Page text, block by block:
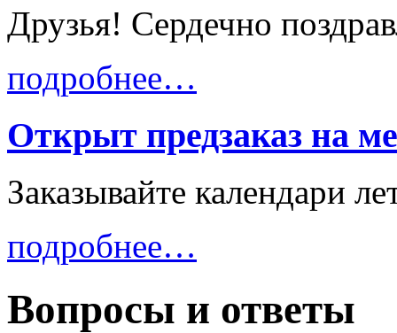
Друзья! Сердечно
подробнее…
Открыт предзаказ на
Заказывайте календари
подробнее…
Вопросы и ответы